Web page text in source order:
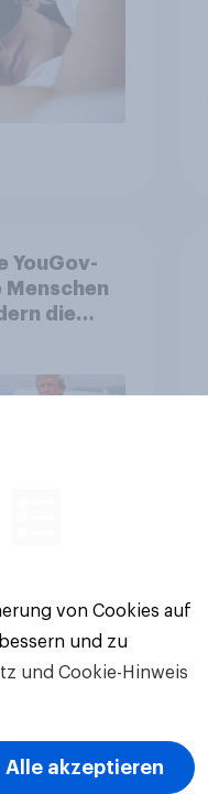
YouGov-
Menschen
die
und
von Cookies auf
und zu
und Cookie-Hinweis
Alle akzeptieren